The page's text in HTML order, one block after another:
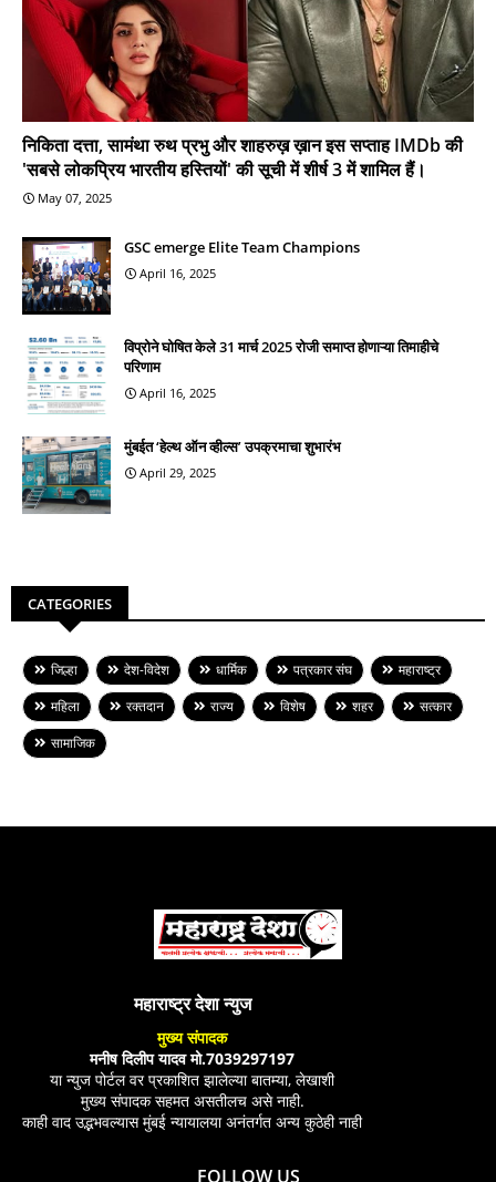
निकिता दत्ता, सामंथा रुथ प्रभु और शाहरुख़ ख़ान इस सप्ताह IMDb की
'सबसे लोकप्रिय भारतीय हस्तियों' की सूची में शीर्ष 3 में शामिल हैं।
May 07, 2025
GSC emerge Elite Team Champions
April 16, 2025
विप्रोने घोषित केले 31 मार्च 2025 रोजी समाप्त होणाऱ्या तिमाहीचे
परिणाम
April 16, 2025
मुंबईत ‘हेल्थ ऑन व्हील्स’ उपक्रमाचा शुभारंभ
April 29, 2025
CATEGORIES
जिल्हा देश-विदेश धार्मिक पत्रकार संघ
महाराष्ट्र
महिला
रक्तदान राज्य विशेष शहर
सत्कार
सामाजिक
महाराष्ट्र देशा न्युज
मुख्य संपादक
मनीष दिलीप यादव मो.7039297197
या न्युज पोर्टल वर प्रकाशित झालेल्या बातम्या, लेखाशी
मुख्य संपादक सहमत असतीलच असे नाही.
काही वाद उद्भभवल्यास मुंबई न्यायालया अनंतर्गत अन्य कुठेही नाही
FOLLOW US